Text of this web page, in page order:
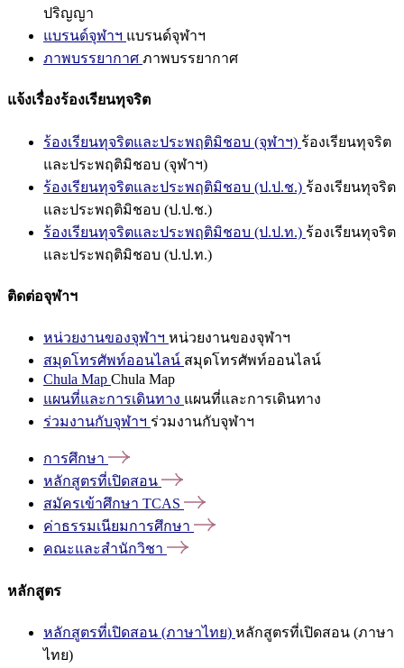
ปริญญา
แบรนด์จุฬาฯ แบรนด์จุฬาฯ
ภาพบรรยากาศ ภาพบรรยากาศ
แจ้งเรื่องร้องเรียนทุจริต
ร้องเรียนทุจริตและประพฤติมิชอบ (จุฬาฯ) ร้องเรียนทุจริต
และประพฤติมิชอบ (จุฬาฯ)
ร้องเรียนทุจริตและประพฤติมิชอบ (ป.ป.ช.) ร้องเรียนทุจริต
และประพฤติมิชอบ (ป.ป.ช.)
ร้องเรียนทุจริตและประพฤติมิชอบ (ป.ป.ท.) ร้องเรียนทุจริต
และประพฤติมิชอบ (ป.ป.ท.)
ติดต่อจุฬาฯ
หน่วยงานของจุฬาฯ หน่วยงานของจุฬาฯ
สมุดโทรศัพท์ออนไลน์ สมุดโทรศัพท์ออนไลน์
Chula Map Chula Map
แผนที่และการเดินทาง แผนที่และการเดินทาง
ร่วมงานกับจุฬาฯ ร่วมงานกับจุฬาฯ
การศึกษา
หลักสูตรที่เปิดสอน
สมัครเข้าศึกษา TCAS
ค่าธรรมเนียมการศึกษา
คณะและสำนักวิชา
หลักสูตร
หลักสูตรที่เปิดสอน (ภาษาไทย) หลักสูตรที่เปิดสอน (ภาษา
ไทย)